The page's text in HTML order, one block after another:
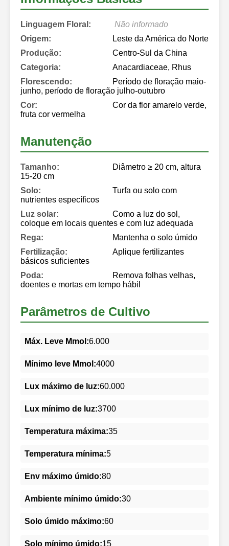
Linguagem Floral:
Não informado
Origem:
Leste da América do Norte
Produção:
Centro-Sul da China
Categoria:
Anacardiaceae, Rhus
Florescendo:
Período de floração maio-
junho, período de floração julho-outubro
Cor:
Cor da flor amarelo verde,
fruta cor vermelha
Manutenção
Tamanho:
Diâmetro ≥ 20 cm, altura
15-20 cm
Solo:
Turfa ou solo com
nutrientes específicos
Luz solar:
Como a luz do sol,
coloque em locais quentes e com luz adequada
Rega:
Mantenha o solo úmido
Fertilização:
Aplique fertilizantes
básicos suficientes
Poda:
Remova folhas velhas,
doentes e mortas em tempo hábil
Parâmetros de Cultivo
Máx. Leve Mmol:6.000
Mínimo leve Mmol:4000
Lux máximo de luz:60.000
Lux mínimo de luz:3700
Temperatura máxima:35
Temperatura mínima:5
Env máximo úmido:80
Ambiente mínimo úmido:30
Solo úmido máximo:60
Solo mínimo úmido:15